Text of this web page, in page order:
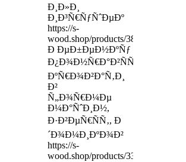
Ð¸Ð»Ð¸
Ð¸Ð³Ñ€ÑƒÑˆÐµÐº
https://s-
wood.shop/products/38753375
Ð ÐµÐ±ÐµÐ½ÐºÑƒ
Ð¿Ð¾Ð½Ñ€Ð°Ð²ÑÑ‚ÑÑ
ÐºÑ€Ð¾Ð²Ð°Ñ‚Ð¸
Ð²
Ñ„Ð¾Ñ€Ð¼Ðµ
Ð¼Ð°ÑˆÐ¸Ð½,
Ð·Ð²ÐµÑ€ÑÑ‚, Ð
´Ð¾Ð¼Ð¸ÐºÐ¾Ð²
https://s-
wood.shop/products/33392245